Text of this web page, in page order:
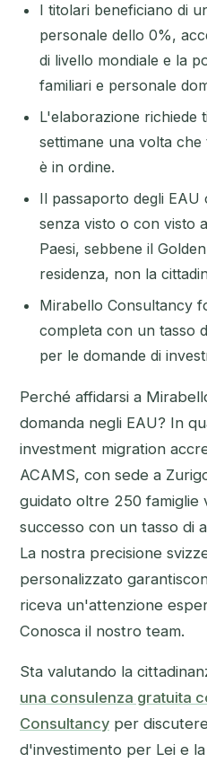
I titolari beneficiano di
personale dello 0%,
di livello mondiale e la
familiari e personale
L'elaborazione richiede
settimane una volta
è in ordine.
Il passaporto degli
senza visto o con visto
Paesi, sebbene il
residenza, non la
Mirabello Consultancy
completa con un tasso
per le domande di
Perché affidarsi a
domanda negli EAU? In
investment migration
ACAMS, con sede a
guidato oltre 250 famiglie
successo con un tasso di
La nostra precisione
personalizzato
riceva un'attenzione
Conosca il nostro team.
Sta valutando la
una consulenza gratuita
Consultancy per
d'investimento per Lei e la